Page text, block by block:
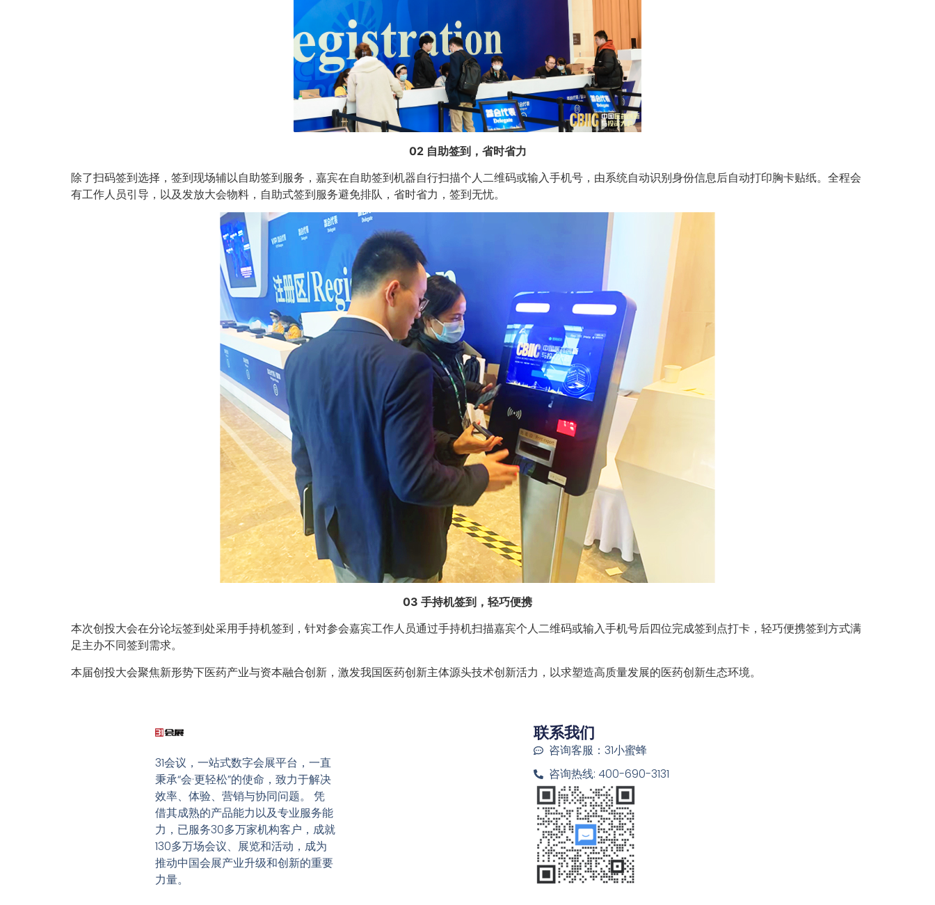
02 自助签到，省时省力
除了扫码签到选择，签到现场辅以自助签到服务，嘉宾在自助签到机器自行扫描个人二维码或输入手机号，由系统自动识别身份信息后自动打印胸卡贴纸。全程会
有工作人员引导，以及发放大会物料，自助式签到服务避免排队，省时省力，签到无忧。
03 手持机签到，轻巧便携
本次创投大会在分论坛签到处采用手持机签到，针对参会嘉宾工作人员通过手持机扫描嘉宾个人二维码或输入手机号后四位完成签到点打卡，轻巧便携签到方式满
足主办不同签到需求。
本届创投大会聚焦新形势下医药产业与资本融合创新，激发我国医药创新主体源头技术创新活力，以求塑造高质量发展的医药创新生态环境。
31会议，一站式数字会展平台，一直
秉承“会·更轻松”的使命，致力于解决
效率、体验、营销与协同问题。 凭
借其成熟的产品能力以及专业服务能
力，已服务30多万家机构客户，成就
130多万场会议、展览和活动，成为
推动中国会展产业升级和创新的重要
力量。
联系我们
咨询客服：31小蜜蜂
咨询热线: 400-690-3131